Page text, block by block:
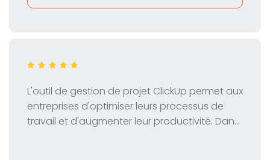
L'outil de gestion de projet ClickUp permet aux
entreprises d'optimiser leurs processus de
travail et d'augmenter leur productivité. Dans